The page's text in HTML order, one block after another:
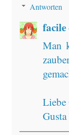
Antworten
facile
Man
Liebe
Gusta